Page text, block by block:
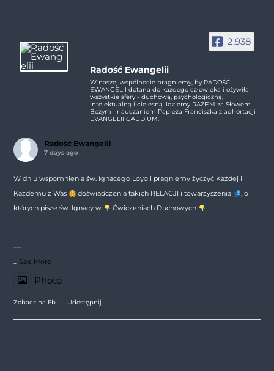
2,938
Radość Ewangelii
W naszej wspólnocie pragniemy, by RADOŚĆ
EWANGELII dotarła do każdego człowieka i ożywiła
wszystkie sfery - duchową, psychologiczną,
intelektualną i cielesną. Idziemy RAZEM za Słowem
Bożym i nauczaniem Papieża Franciszka z adhortacji
EVANGELII GAUDIUM.
Radość Ewangelii
7 days ago
W dniu wspomnienia św. Ignacego Loyoli pragniemy życzyć Każdej i
Każdemu z Was
doświadczenia takich RELACJI i towarzyszenia
, o
których pisze św. Ignacy w
Ćwiczeniach Duchowych
---
... See More
Photo
Zobacz na Fb · Udostępnij